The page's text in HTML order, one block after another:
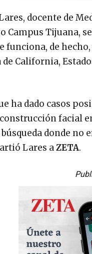
docente de
Campus Tijuana,
funciona, de
California,
ha dado casos
facial
donde
Lares aZETA.